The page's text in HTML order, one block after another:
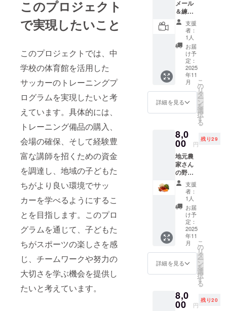
このプロジェクト
で実現したいこと
このプロジェクトでは、中
学校の体育館を活用した
サッカーのトレーニングプ
ログラムを実現したいと考
えています。具体的には、
トレーニング備品の購入、
会場の確保、そして経験豊
富な講師を招くための資金
を調達し、地域の子どもた
ちがより良い環境でサッ
カーを学べるようにするこ
とを目指します。このプロ
グラムを通じて、子どもた
ちがスポーツの楽しさを感
じ、チームワークや努力の
大切さを学ぶ機会を提供し
たいと考えています。
だきま
す
メール
＆練習
風景の
動画
【お礼
のメッ
セー
ジ】 感
謝の気
持ちを
込め
て、お
礼の
メッ
セージ
風景の
動画お
送りし
ます 11
月から
随時、
メール
をさせ
ていた
だきま
時間：
3〜5分
方法：
メール
にURL
きます
支援
者：
1人
お届
け予
定：
2025
年11
月
詳細を見る
こ
の
リ
タ
ー
ン
を
選
択
す
る
8,0
00 円
残り29
地元農
家さん
の野菜
BOX 新
城市八
名地区
の農家
さんが
作った
野菜を
段ボー
ルに詰
めた
BOXに
なりま
す 段
箱 季節
の野菜
支援
者：
1人
お届
け予
定：
2025
年11
月
詳細を見る
こ
の
リ
タ
ー
ン
を
選
択
す
る
8,0
00 円
残り20